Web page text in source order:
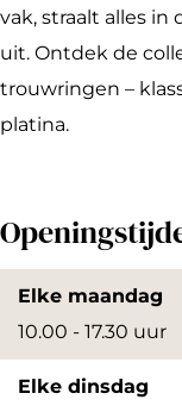
o l
o
vak, straalt alles
uit. Ontdek de
trouwringen –
platina.
Elke maandag
10.00 - 17.30 uur
Elke dinsdag